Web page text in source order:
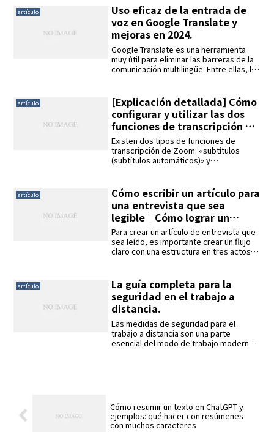
selección de equipos y la configuración
de herramientas.
artículo
Uso eficaz de la entrada de
voz en Google Translate y
mejoras en 2024.
Google Translate es una herramienta
muy útil para eliminar las barreras de la
comunicación multilingüe. Entre ellas, la
amplia gama de situaciones. En este
artículo se describe cómo utilizar la
entrada de voz de Google Translate, las
aplicaciones específicas para distintos
dispositivos y las mejoras de la función
de voz en 2024.
artículo
[Explicación detallada] Cómo
configurar y utilizar las dos
funciones de transcripción de
Zoom (subtítulos automáticos
y transcripción completa).
Existen dos tipos de funciones de
transcripción de Zoom: «subtítulos
(subtítulos automáticos)» y
pueden utilizarse para distintos fines. En
este artículo se explican las diferencias
entre ambas funciones y cómo
utilizarlas específicamente. Con
Interview AI, los resultados de la
transcripción se corrigen
automáticamente a un formato
conversacional natural.
artículo
Cómo escribir un artículo para
una entrevista que sea
legible｜Cómo lograr un
equilibrio entre la legibilidad
y lo que quieres decir.
Para crear un artículo de entrevista que
sea leído, es importante crear un flujo
claro con una estructura en tres actos y
el contenido conciso y atractivo
formateando el lenguaje y organizando
los puntos principales. Por último, se
puede crear un artículo muy completo
atrapando al lector con la introducción y
concluyendo con las propias palabras
del entrevistado.
artículo
La guía completa para la
seguridad en el trabajo a
distancia.
Las medidas de seguridad para el
trabajo a distancia son una parte
esencial del modo de trabajo moderno.
específicas de hacer más seguro el
trabajo a distancia, como la gestión de
contraseñas, el uso de VPN, la
Cómo resumir un texto en ChatGPT y
ejemplos: qué hacer con resúmenes
con muchos caracteres